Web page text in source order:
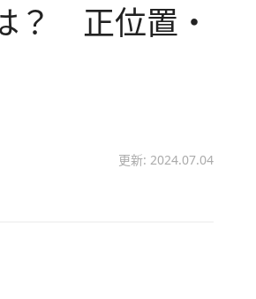
？ 正位置・
更新: 2024.07.04